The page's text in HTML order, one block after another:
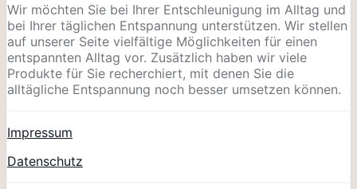
Wir möchten Sie bei Ihrer Entschleunigung im Alltag und
bei Ihrer täglichen Entspannung unterstützen. Wir stellen
auf unserer Seite vielfältige Möglichkeiten für einen
entspannten Alltag vor. Zusätzlich haben wir viele
Produkte für Sie recherchiert, mit denen Sie die
alltägliche Entspannung noch besser umsetzen können.
Impressum
Datenschutz